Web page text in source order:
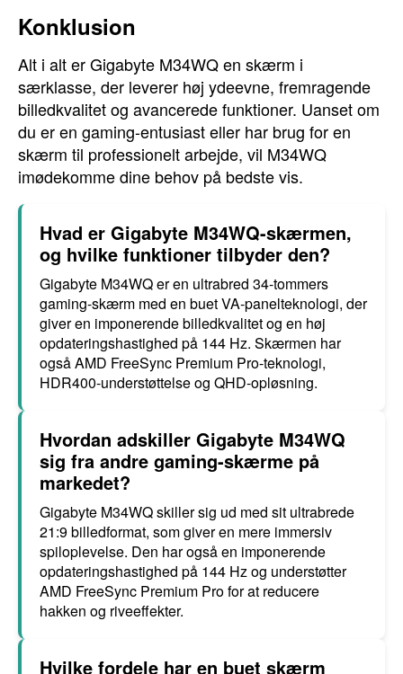
Konklusion
Alt i alt er Gigabyte M34WQ en skærm i
særklasse, der leverer høj ydeevne, fremragende
billedkvalitet og avancerede funktioner. Uanset om
du er en gaming-entusiast eller har brug for en
skærm til professionelt arbejde, vil M34WQ
imødekomme dine behov på bedste vis.
Hvad er Gigabyte M34WQ-skærmen,
og hvilke funktioner tilbyder den?
Gigabyte M34WQ er en ultrabred 34-tommers
gaming-skærm med en buet VA-panelteknologi, der
giver en imponerende billedkvalitet og en høj
opdateringshastighed på 144 Hz. Skærmen har
også AMD FreeSync Premium Pro-teknologi,
HDR400-understøttelse og QHD-opløsning.
Hvordan adskiller Gigabyte M34WQ
sig fra andre gaming-skærme på
markedet?
Gigabyte M34WQ skiller sig ud med sit ultrabrede
21:9 billedformat, som giver en mere immersiv
spiloplevelse. Den har også en imponerende
opdateringshastighed på 144 Hz og understøtter
AMD FreeSync Premium Pro for at reducere
hakken og riveeffekter.
Hvilke fordele har en buet skærm